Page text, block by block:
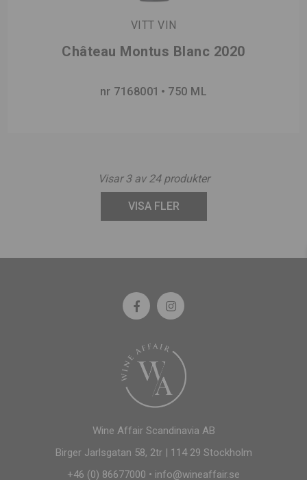
VITT VIN
Château Montus Blanc 2020
nr 7168001 750 ML
Visar3av 24produkter
VISA FLER
Wine Affair Scandinavia AB
Birger Jarlsgatan 58, 2tr | 114 29 Stockholm
+46 (0) 86677000 • info@wineaffair.se